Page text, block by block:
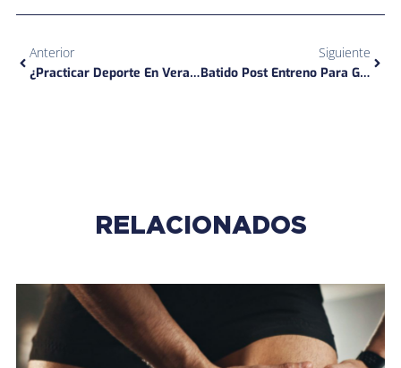
Anterior
¿Practicar Deporte En Verano? Sí, Es Posible
Siguiente
Batido Post Entreno Para Ganar Masa Muscular
RELACIONADOS